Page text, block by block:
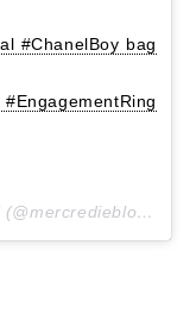
#ChanelBoy bag
Une photo publiée par Priscilla Rossi (@mercredieblog) le